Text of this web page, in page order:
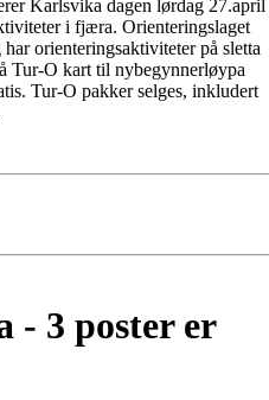
Karlsvika dagen lørdag 27.april
i fjæra. Orienteringslaget
orienteringsaktiviteter på sletta
Tur-O kart til nybegynnerløypa
Tur-O pakker selges, inkludert
3 poster er